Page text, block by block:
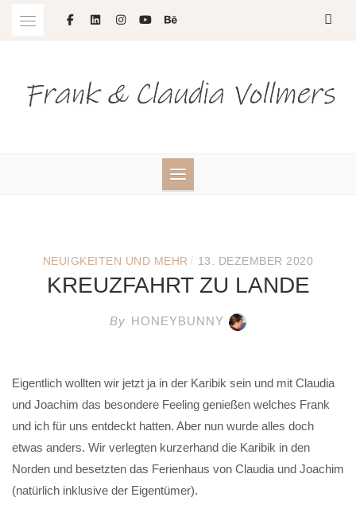
NEUIGKEITEN UND MEHR / 13. DEZEMBER 2020
KREUZFAHRT ZU LANDE
By HONEYBUNNY
Eigentlich wollten wir jetzt ja in der Karibik sein und mit Claudia
und Joachim das besondere Feeling genießen welches Frank
und ich für uns entdeckt hatten. Aber nun wurde alles doch
etwas anders. Wir verlegten kurzerhand die Karibik in den
Norden und besetzten das Ferienhaus von Claudia und Joachim
(natürlich inklusive der Eigentümer).